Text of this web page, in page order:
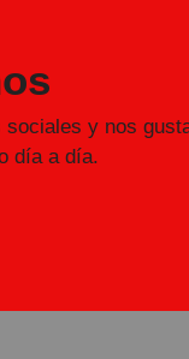
sociales y nos
día a día.